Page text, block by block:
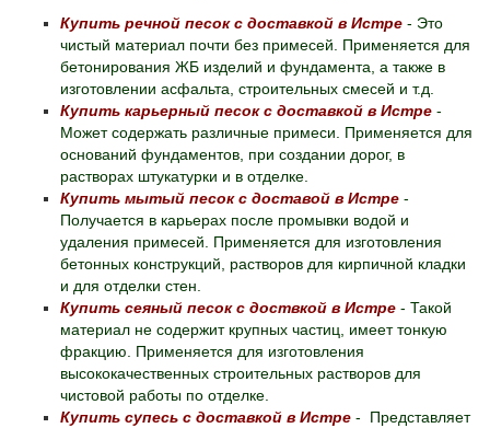
Купить речной песок с доставкой в Истре - Это
чистый материал почти без примесей. Применяется для
бетонирования ЖБ изделий и фундамента, а также в
изготовлении асфальта, строительных смесей и т.д.
Купить карьерный песок с доставкой в Истре -
Может содержать различные примеси. Применяется для
оснований фундаментов, при создании дорог, в
растворах штукатурки и в отделке.
Купить мытый песок с доставой в Истре -
Получается в карьерах после промывки водой и
удаления примесей. Применяется для изготовления
бетонных конструкций, растворов для кирпичной кладки
и для отделки стен.
Купить сеяный песок с доствкой в Истре - Такой
материал не содержит крупных частиц, имеет тонкую
фракцию. Применяется для изготовления
высококачественных строительных растворов для
чистовой работы по отделке.
Купить супесь с доставкой в Истре - Представляет